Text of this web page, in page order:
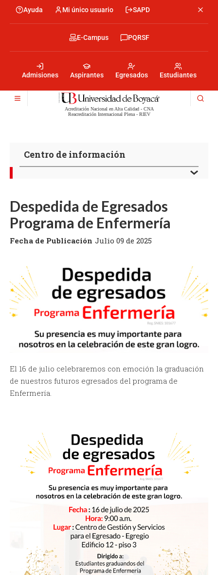
main
Menu
encabezado
Ayuda Mi único usuario SAPD
encabezado
Admisiones Aspirantes Egresados Estudiantes
Menu
encabezado
-
Derecha
E-Campus PQRSF
Menú
Acreditación Nacional en Alta Calidad - CNA
Reacreditación Internacional Plena - RIEV
Centro de información
Despedida de Egresados
Programa de Enfermería
Fecha de Publicación Julio 09 de 2025
El 16 de julio celebraremos con emoción la graduación
de nuestros futuros egresados del programa de
Enfermería.